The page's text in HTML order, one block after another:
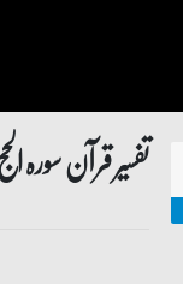
تفسیر قرآن سورہ ‎الحج آیت 5